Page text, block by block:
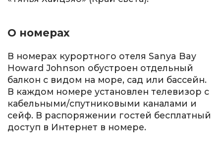
О номерах
В номерах курортного отеля Sanya Bay
Howard Johnson обустроен отдельный
балкон с видом на море, сад или бассейн.
В каждом номере установлен телевизор с
кабельными/спутниковыми каналами и
сейф. В распоряжении гостей бесплатный
доступ в Интернет в номере.